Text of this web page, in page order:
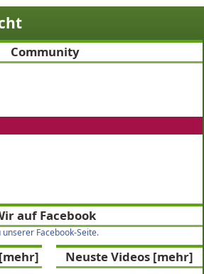
Community
auf Facebook
unserer Facebook-Seite.
[mehr] Neuste Videos [mehr]